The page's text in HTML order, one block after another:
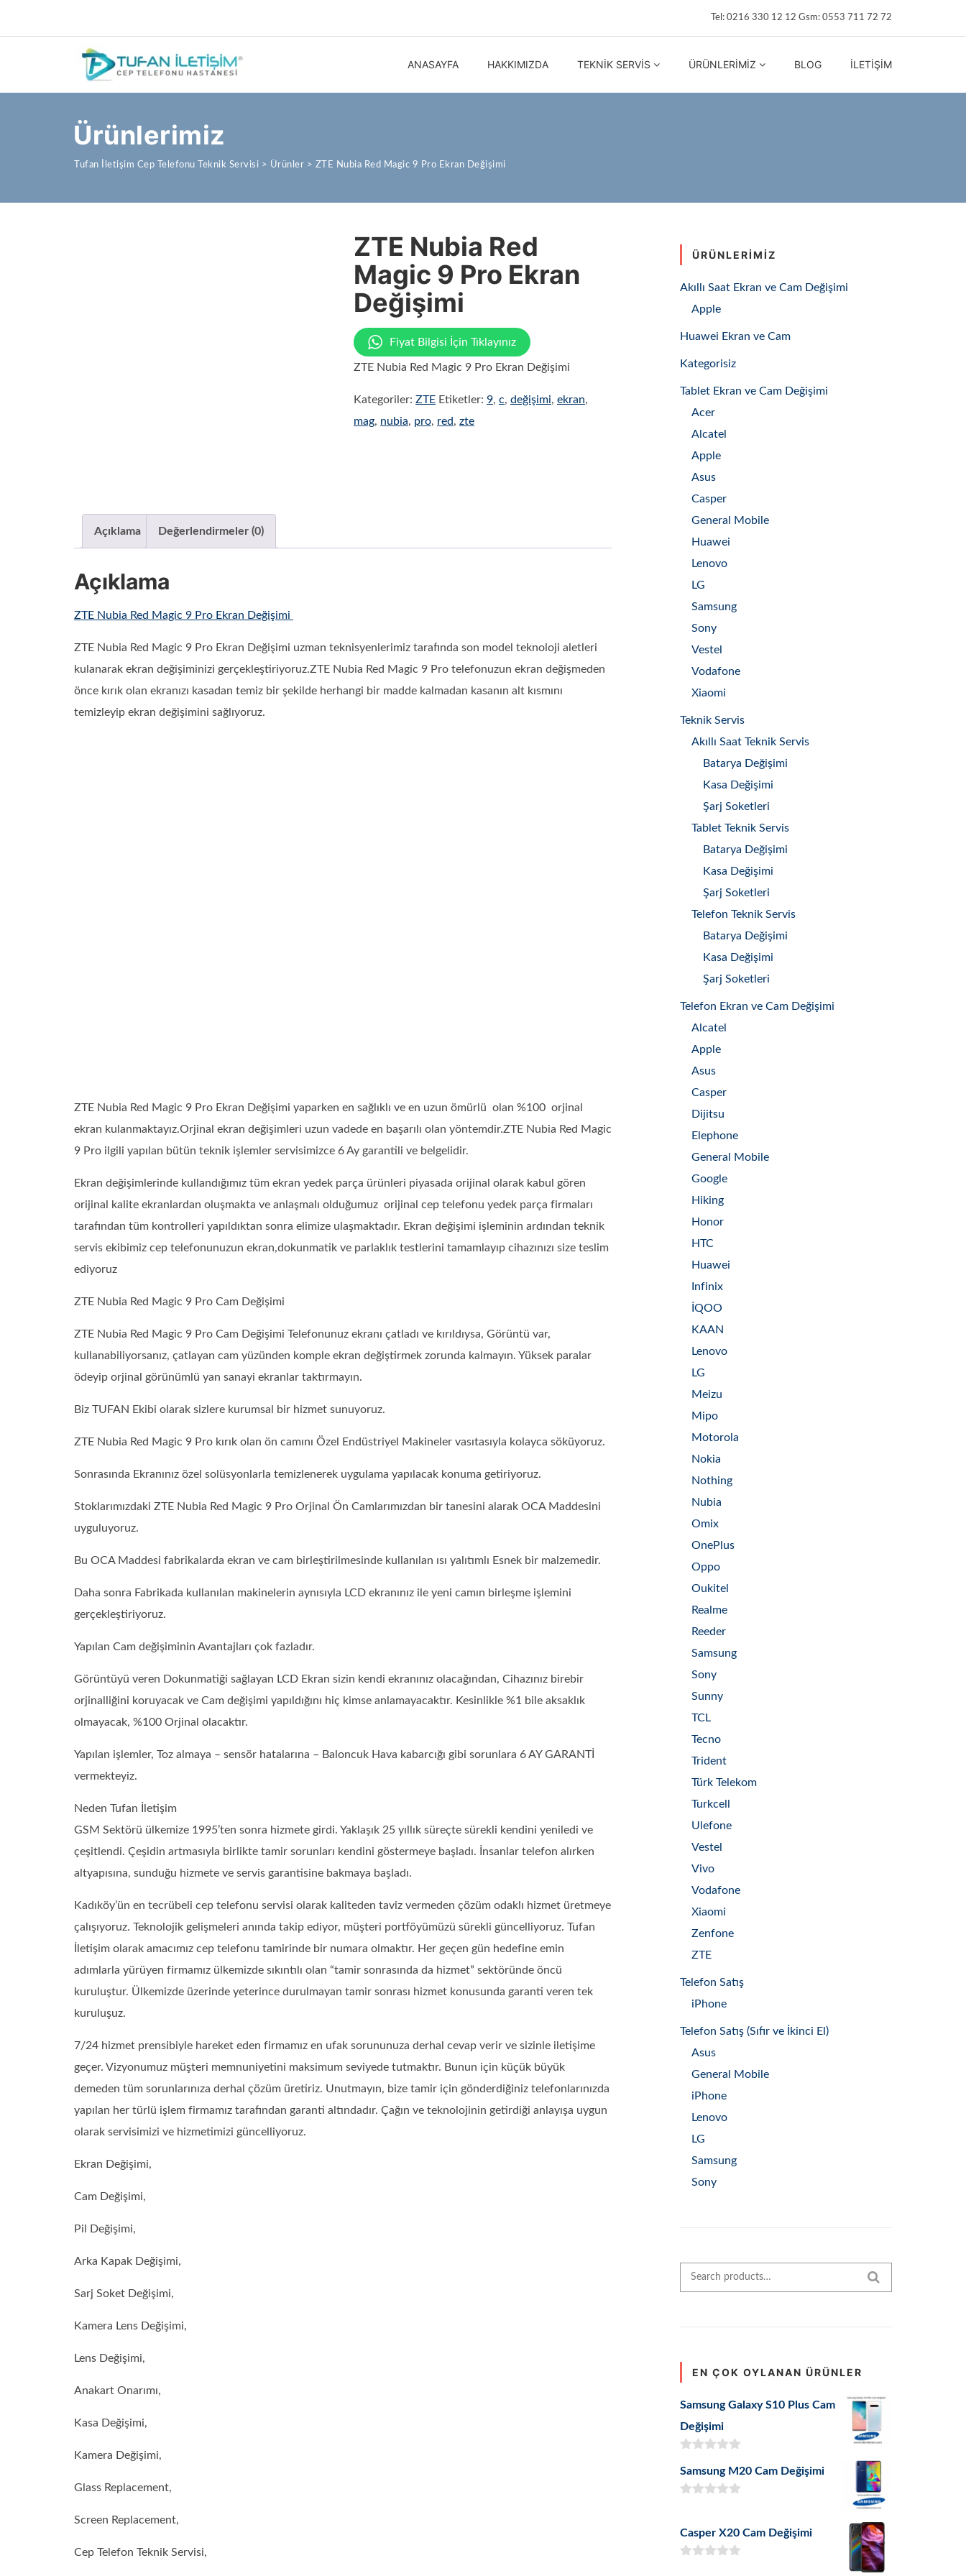
Tel: 0216 330 12 12 Gsm: 0553 711 72 72
ANASAYFA HAKKIMIZDA TEKNIK SERVIS ÜRÜNLERIMIZ BLOG İLETIŞIM
Ürünlerimiz
Tufan İletişim Cep Telefonu Teknik Servisi > Ürünler > ZTE Nubia Red Magic 9 Pro Ekran Değişimi
ZTE Nubia Red
Magic 9 Pro Ekran
Değişimi
Fiyat Bilgisi İçin Tıklayınız
ZTE Nubia Red Magic 9 Pro Ekran Değişimi
Kategoriler: ZTE Etiketler: 9, c, değişimi, ekran,
mag, nubia, pro, red, zte
Açıklama Değerlendirmeler (0)
Açıklama
ZTE Nubia Red Magic 9 Pro Ekran Değişimi
ZTE Nubia Red Magic 9 Pro Ekran Değişimi uzman teknisyenlerimiz tarafında son model teknoloji aletleri
kulanarak ekran değişiminizi gerçekleştiriyoruz.ZTE Nubia Red Magic 9 Pro telefonuzun ekran değişmeden
önce kırık olan ekranızı kasadan temiz bir şekilde herhangi bir madde kalmadan kasanın alt kısmını
temizleyip ekran değişimini sağlıyoruz.
ZTE Nubia Red Magic 9 Pro Ekran Değişimi yaparken en sağlıklı ve en uzun ömürlü olan %100 orjinal
ekran kulanmaktayız.Orjinal ekran değişimleri uzun vadede en başarılı olan yöntemdir.ZTE Nubia Red Magic
9 Pro ilgili yapılan bütün teknik işlemler servisimizce 6 Ay garantili ve belgelidir.
Ekran değişimlerinde kullandığımız tüm ekran yedek parça ürünleri piyasada orijinal olarak kabul gören
orijinal kalite ekranlardan oluşmakta ve anlaşmalı olduğumuz orijinal cep telefonu yedek parça firmaları
tarafından tüm kontrolleri yapıldıktan sonra elimize ulaşmaktadır. Ekran değişimi işleminin ardından teknik
servis ekibimiz cep telefonunuzun ekran,dokunmatik ve parlaklık testlerini tamamlayıp cihazınızı size teslim
ediyoruz
ZTE Nubia Red Magic 9 Pro Cam Değişimi
ZTE Nubia Red Magic 9 Pro Cam Değişimi Telefonunuz ekranı çatladı ve kırıldıysa, Görüntü var,
kullanabiliyorsanız, çatlayan cam yüzünden komple ekran değiştirmek zorunda kalmayın. Yüksek paralar
ödeyip orjinal görünümlü yan sanayi ekranlar taktırmayın.
Biz TUFAN Ekibi olarak sizlere kurumsal bir hizmet sunuyoruz.
ZTE Nubia Red Magic 9 Pro kırık olan ön camını Özel Endüstriyel Makineler vasıtasıyla kolayca söküyoruz.
Sonrasında Ekranınız özel solüsyonlarla temizlenerek uygulama yapılacak konuma getiriyoruz.
Stoklarımızdaki ZTE Nubia Red Magic 9 Pro Orjinal Ön Camlarımızdan bir tanesini alarak OCA Maddesini
uyguluyoruz.
Bu OCA Maddesi fabrikalarda ekran ve cam birleştirilmesinde kullanılan ısı yalıtımlı Esnek bir malzemedir.
Daha sonra Fabrikada kullanılan makinelerin aynısıyla LCD ekranınız ile yeni camın birleşme işlemini
gerçekleştiriyoruz.
Yapılan Cam değişiminin Avantajları çok fazladır.
Görüntüyü veren Dokunmatiği sağlayan LCD Ekran sizin kendi ekranınız olacağından, Cihazınız birebir
orjinalliğini koruyacak ve Cam değişimi yapıldığını hiç kimse anlamayacaktır. Kesinlikle %1 bile aksaklık
olmayacak, %100 Orjinal olacaktır.
Yapılan işlemler, Toz almaya – sensör hatalarına – Baloncuk Hava kabarcığı gibi sorunlara 6 AY GARANTİ
vermekteyiz.
Neden Tufan İletişim
GSM Sektörü ülkemize 1995’ten sonra hizmete girdi. Yaklaşık 25 yıllık süreçte sürekli kendini yeniledi ve
çeşitlendi. Çeşidin artmasıyla birlikte tamir sorunları kendini göstermeye başladı. İnsanlar telefon alırken
altyapısına, sunduğu hizmete ve servis garantisine bakmaya başladı.
Kadıköy’ün en tecrübeli cep telefonu servisi olarak kaliteden taviz vermeden çözüm odaklı hizmet üretmeye
çalışıyoruz. Teknolojik gelişmeleri anında takip ediyor, müşteri portföyümüzü sürekli güncelliyoruz. Tufan
İletişim olarak amacımız cep telefonu tamirinde bir numara olmaktır. Her geçen gün hedefine emin
adımlarla yürüyen firmamız ülkemizde sıkıntılı olan “tamir sonrasında da hizmet” sektöründe öncü
kuruluştur. Ülkemizde üzerinde yeterince durulmayan tamir sonrası hizmet konusunda garanti veren tek
kuruluşuz.
7/24 hizmet prensibiyle hareket eden firmamız en ufak sorununuza derhal cevap verir ve sizinle iletişime
geçer. Vizyonumuz müşteri memnuniyetini maksimum seviyede tutmaktır. Bunun için küçük büyük
demeden tüm sorunlarınıza derhal çözüm üretiriz. Unutmayın, bize tamir için gönderdiğiniz telefonlarınızda
yapılan her türlü işlem firmamız tarafından garanti altındadır. Çağın ve teknolojinin getirdiği anlayışa uygun
olarak servisimizi ve hizmetimizi güncelliyoruz.
Ekran Değişimi,
Cam Değişimi,
Pil Değişimi,
Arka Kapak Değişimi,
Sarj Soket Değişimi,
Kamera Lens Değişimi,
Lens Değişimi,
Anakart Onarımı,
Kasa Değişimi,
Kamera Değişimi,
Glass Replacement,
Screen Replacement,
Cep Telefon Teknik Servisi,
ÜRÜNLERIMIZ
Akıllı Saat Ekran ve Cam Değişimi
Apple
Huawei Ekran ve Cam
Kategorisiz
Tablet Ekran ve Cam Değişimi
Acer
Alcatel
Apple
Asus
Casper
General Mobile
Huawei
Lenovo
LG
Samsung
Sony
Vestel
Vodafone
Xiaomi
Teknik Servis
Akıllı Saat Teknik Servis
Batarya Değişimi
Kasa Değişimi
Şarj Soketleri
Tablet Teknik Servis
Batarya Değişimi
Kasa Değişimi
Şarj Soketleri
Telefon Teknik Servis
Batarya Değişimi
Kasa Değişimi
Şarj Soketleri
Telefon Ekran ve Cam Değişimi
Alcatel
Apple
Asus
Casper
Dijitsu
Elephone
General Mobile
Google
Hiking
Honor
HTC
Huawei
Infinix
İQOO
KAAN
Lenovo
LG
Meizu
Mipo
Motorola
Nokia
Nothing
Nubia
Omix
OnePlus
Oppo
Oukitel
Realme
Reeder
Samsung
Sony
Sunny
TCL
Tecno
Trident
Türk Telekom
Turkcell
Ulefone
Vestel
Vivo
Vodafone
Xiaomi
Zenfone
ZTE
Telefon Satış
iPhone
Telefon Satış (Sıfır ve İkinci El)
Asus
General Mobile
iPhone
Lenovo
LG
Samsung
Sony
Search for:
EN ÇOK OYLANAN ÜRÜNLER
Samsung Galaxy S10 Plus Cam
Değişimi
5.00oy aldı
Samsung M20 Cam Değişimi
Casper X20 Cam Değişimi